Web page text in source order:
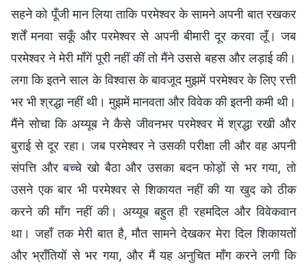
सहने को पूँजी मान लिया ताकि परमेश्वर के सामने अपनी बात रखकर
शर्तें मनवा सकूँ और परमेश्वर से अपनी बीमारी दूर करवा लूँ। जब
परमेश्वर ने मेरी माँगें पूरी नहीं कीं तो मैंने उससे बहस और लड़ाई की।
लगा कि इतने साल के विश्वास के बावजूद मुझमें परमेश्वर के लिए रत्ती
भर भी श्रद्धा नहीं थी। मुझमें मानवता और विवेक की इतनी कमी थी।
मैंने सोचा कि अय्यूब ने कैसे जीवनभर परमेश्वर में श्रद्धा रखी और
बुराई से दूर रहा। जब परमेश्वर ने उसकी परीक्षा ली और वह अपनी
संपत्ति और बच्चे खो बैठा और उसका बदन फोड़ों से भर गया, तो
उसने एक बार भी परमेश्वर से शिकायत नहीं की या खुद को ठीक
करने की माँग नहीं की। अय्यूब बहुत ही रहमदिल और विवेकवान
था। जहाँ तक मेरी बात है, मौत सामने देखकर मेरा दिल शिकायतों
और भ्राँतियों से भर गया, और मैं यह अनुचित माँग करने लगी कि